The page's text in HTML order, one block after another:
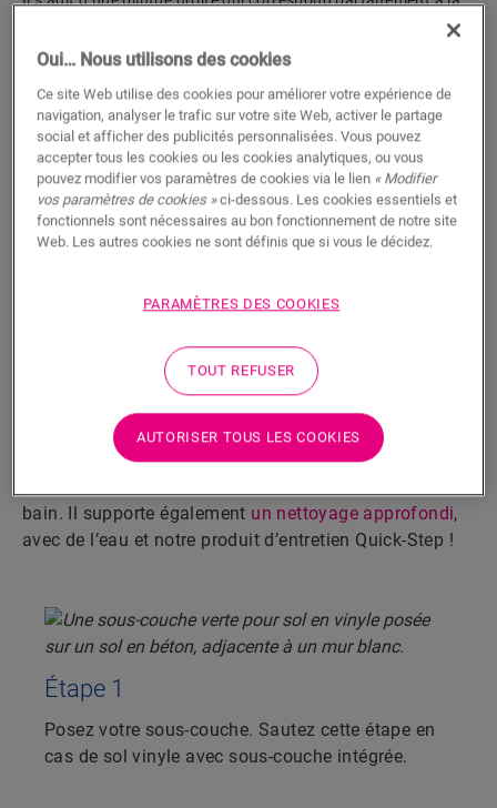
couleur de votre sol. La plinthe est facile à poser avec la colle
One4All. Pour une finition étanche à l’eau, nous vous
suggérons de l'associer à la bande de mousse, l’Hydrokit et
l’Hydrostrip. La plinthe est également disponible en version à
peindre blanche (QSSKPAINT).
Dimensions
Un fini étanche en 5 étapes faciles
étapes présentées pour poser un sol Alpha Vinyl prêt à
subir les éclaboussures, l’humidité et tous les jeux
bain. Il supporte également un nettoyage approfondi,
avec de l’eau et notre produit d’entretien Quick-Step !
Étape 1
Posez votre sous-couche. Sautez cette étape en
cas de sol vinyle avec sous-couche intégrée.
Oui… Nous utilisons des cookies
Ce site Web utilise des cookies pour améliorer votre expérience de
navigation, analyser le trafic sur votre site Web, activer le partage
social et afficher des publicités personnalisées. Vous pouvez
accepter tous les cookies ou les cookies analytiques, ou vous
pouvez modifier vos paramètres de cookies via le lien « Modifier
vos paramètres de cookies »ci-dessous. Les cookies essentiels et
fonctionnels sont nécessaires au bon fonctionnement de notre site
Web. Les autres cookies ne sont définis que si vous le décidez.
PARAMÈTRES DES COOKIES
TOUT REFUSER
AUTORISER TOUS LES COOKIES